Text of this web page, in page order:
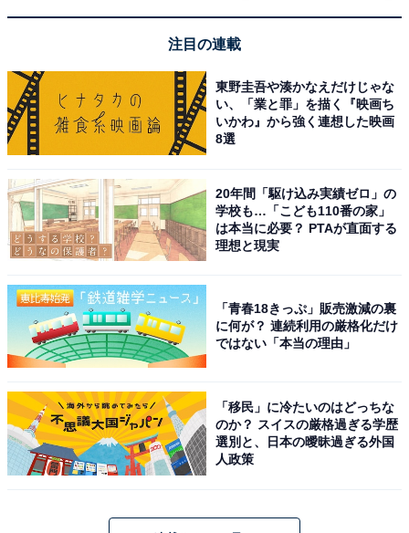
こちらもおすすめ
茨城県の市で「グルメが魅力的」だと思う市ラ
ンキング！ 2位「つくば市」を抑えた1位は？
【2025年調査】
注目の連載
東野圭吾や湊かなえだけじゃな
い、「業と罪」を描く『映画ち
いかわ』から強く連想した映画
8選
20年間「駆け込み実績ゼロ」の
学校も…「こども110番の家」
は本当に必要？ PTAが直面する
理想と現実
「青春18きっぷ」販売激減の裏
に何が？ 連続利用の厳格化だけ
ではない「本当の理由」
「移民」に冷たいのはどっちな
のか？ スイスの厳格過ぎる学歴
選別と、日本の曖昧過ぎる外国
人政策